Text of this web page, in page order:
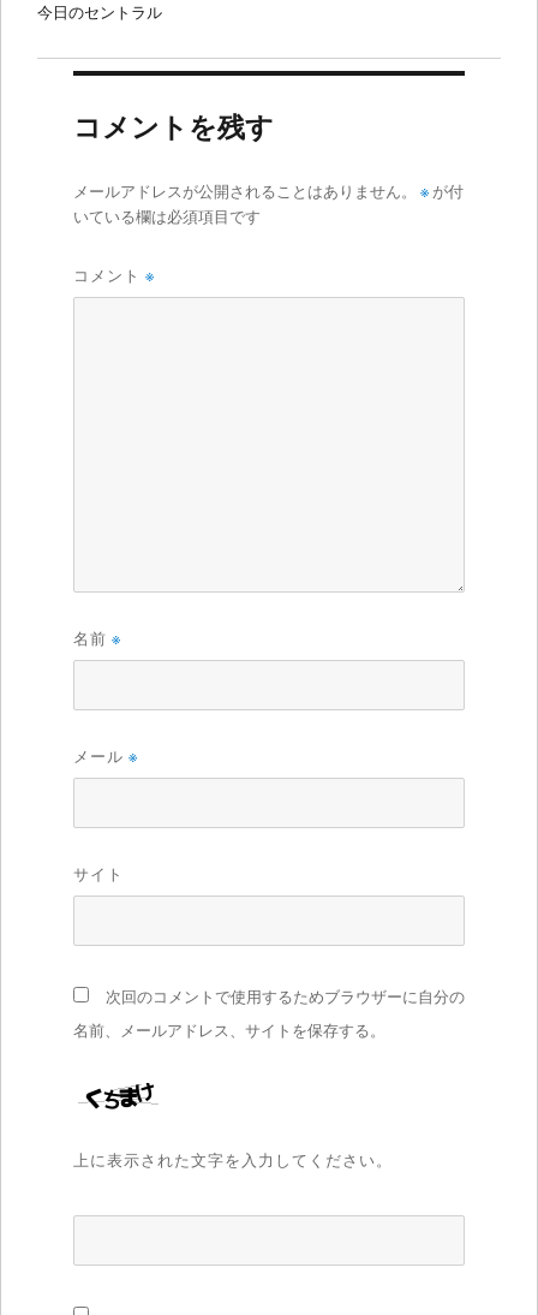
今日のセントラル
コメントを残す
メールアドレスが公開されることはありません。 ※が付
いている欄は必須項目です
コメント ※
名前 ※
メール ※
サイト
次回のコメントで使用するためブラウザーに自分の
名前、メールアドレス、サイトを保存する。
上に表示された文字を入力してください。